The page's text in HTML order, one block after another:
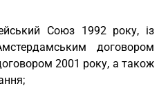
Союз 1992 року, із
договором
2001 року, а також